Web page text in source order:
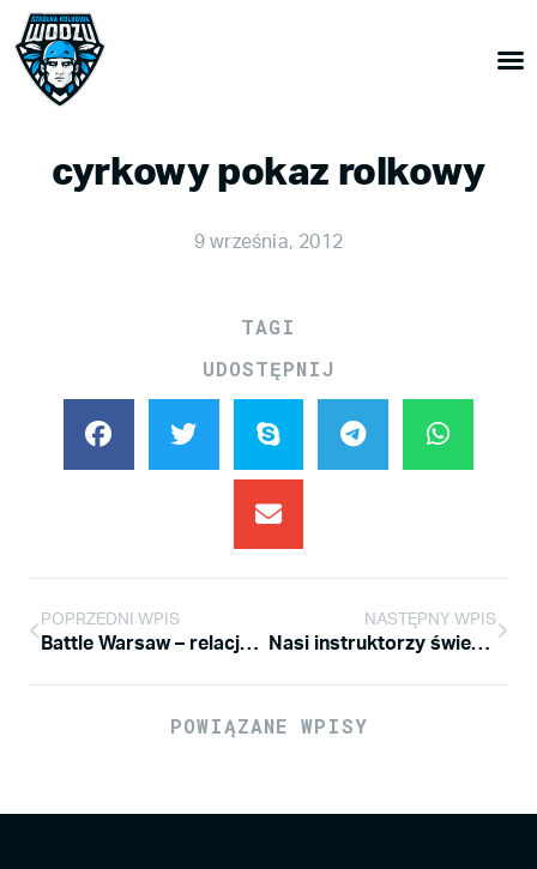
cyrkowy pokaz rolkowy
9 września, 2012
TAGI
UDOSTĘPNIJ
POPRZEDNI WPIS
Battle Warsaw – relacja filmowa.
NASTĘPNY WPIS
Nasi instruktorzy świetnie wypadli na zawodach w Krośnie
POWIĄZANE WPISY